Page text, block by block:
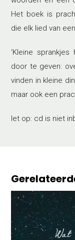
Het boek is
die elk lied van
‘Kleine
door te geven:
vinden in kleine
maar ook een
let op: cd is niet